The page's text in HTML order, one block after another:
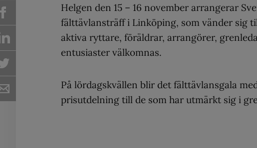
Helgen den 15 – 16 november arrangerar
fälttävlansträff i Linköping, som vänder sig
aktiva ryttare, föräldrar, arrangörer,
entusiaster välkomnas.
På lördagskvällen blir det fälttävlansgala
prisutdelning till de som har utmärkt sig i